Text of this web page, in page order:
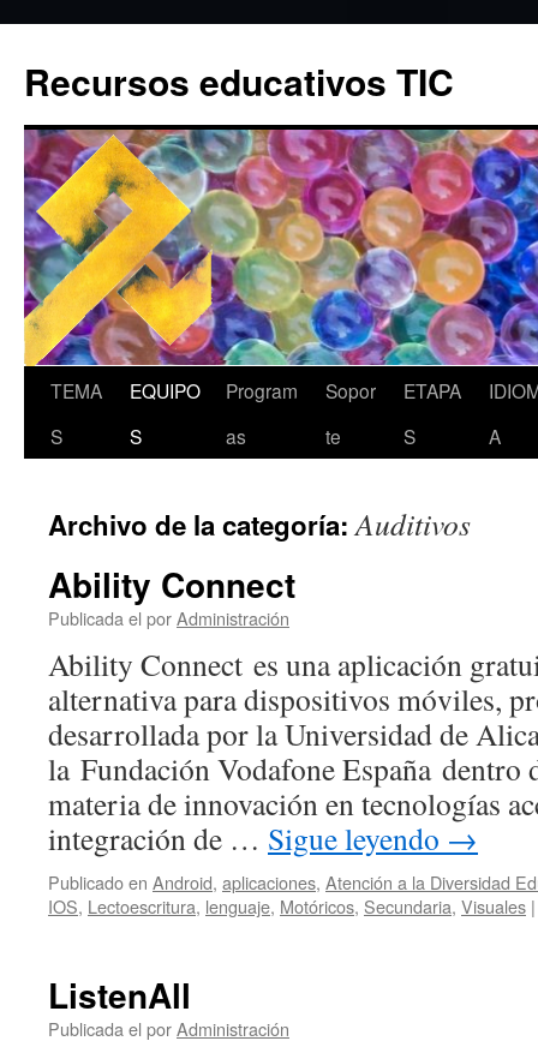
Recursos educativos TIC
Saltar
TEMA
S
EQUIPO
S
Program
as
Sopor
te
ETAPA
S
A
Archivo de la categoría:Auditivos
Ability Connect
Publicada el porAdministración
Ability Connect es una aplicación
alternativa para dispositivos móviles,
desarrollada por la Universidad de
la Fundación Vodafone España dentro
materia de innovación en tecnologías
integración de … Sigue leyendo →
Publicado en Android, aplicaciones, Atención a la Diversidad
IOS, Lectoescritura, lenguaje, Motóricos, Secundaria, Visuales |
ListenAll
Publicada el porAdministración